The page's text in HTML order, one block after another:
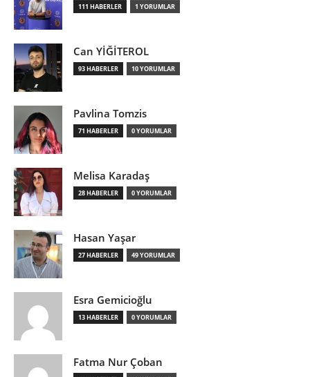
111 HABERLER 1 YORUMLAR
Can YİĞİTEROL
93 HABERLER 10 YORUMLAR
Pavlina Tomzis
71 HABERLER 0 YORUMLAR
Melisa Karadaş
28 HABERLER 0 YORUMLAR
Hasan Yaşar
27 HABERLER 49 YORUMLAR
Esra Gemicioğlu
13 HABERLER 0 YORUMLAR
Fatma Nur Çoban